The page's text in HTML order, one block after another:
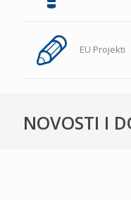
EU Projekti
NOVOSTI I